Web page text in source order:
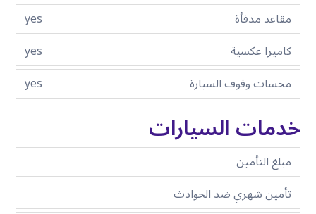
مقاعد مدفأة
yes
كاميرا عكسية
yes
مجسات وقوف السيارة
yes
خدمات السيارات
مبلغ التأمين
تأمين شهري ضد الحوادث